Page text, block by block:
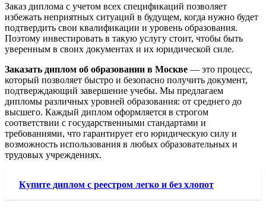
Заказ диплома с учетом всех спецификаций позволяет
избежать неприятных ситуаций в будущем, когда нужно будет
подтвердить свои квалификации и уровень образования.
Поэтому инвестировать в такую услугу стоит, чтобы быть
уверенным в своих документах и их юридической силе.
Заказать диплом об образовании в Москве — это процесс,
который позволяет быстро и безопасно получить документ,
подтверждающий завершение учебы. Мы предлагаем
дипломы различных уровней образования: от среднего до
высшего. Каждый диплом оформляется в строгом
соответствии с государственными стандартами и
требованиями, что гарантирует его юридическую силу и
возможность использования в любых образовательных и
трудовых учреждениях.
Купите диплом с реестром легко и без хлопот